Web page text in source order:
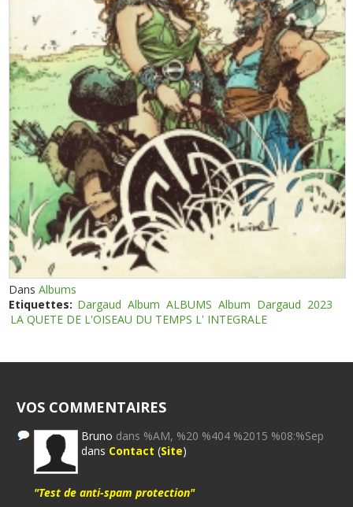
DansAlbums
Etiquettes: Dargaud Album ALBUMS Album Dargaud 2023
LA QUETE DE L'OISEAU DU TEMPS L' INTEGRALE
VOS COMMENTAIRES
Bruno dans %AM, %20 %404 %2015 %08:%Sep
dans Contact (Site)
"Test de anti-spam protection"